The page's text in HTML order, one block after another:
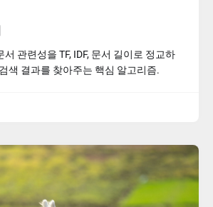
관련성을 TF, IDF, 문서 길이로 정교하
색 결과를 찾아주는 핵심 알고리즘.